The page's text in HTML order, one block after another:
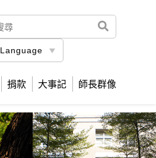
Language
捐款 大事記 師長群像